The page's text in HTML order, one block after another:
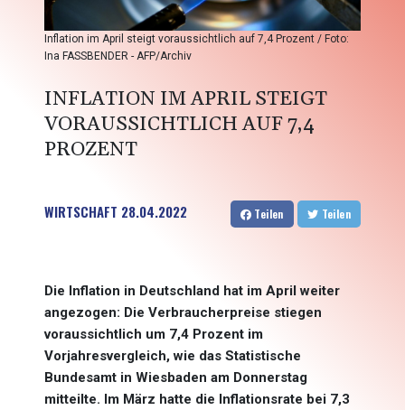
Inflation im April steigt voraussichtlich auf 7,4 Prozent / Foto:
Ina FASSBENDER - AFP/Archiv
INFLATION IM APRIL STEIGT
VORAUSSICHTLICH AUF 7,4
PROZENT
WIRTSCHAFT 28.04.2022 Teilen Teilen
Die Inflation in Deutschland hat im April weiter
angezogen: Die Verbraucherpreise stiegen
voraussichtlich um 7,4 Prozent im
Vorjahresvergleich, wie das Statistische
Bundesamt in Wiesbaden am Donnerstag
mitteilte. Im März hatte die Inflationsrate bei 7,3